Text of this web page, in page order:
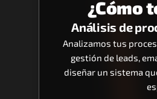
¿Cómo
Análisis de
Analizamos tus
gestión de leads,
diseñar un sistema